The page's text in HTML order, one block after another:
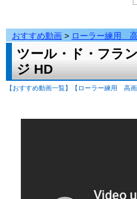
おすすめ動画 > ローラー練用
ツール・ド・フラ
ジ HD
【おすすめ動画一覧】 【ローラー練用 高画